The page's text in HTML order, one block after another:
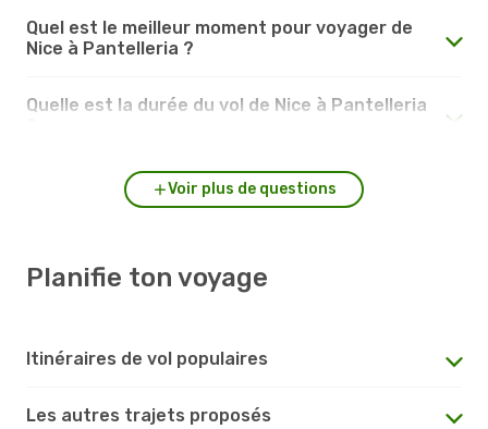
Quel est le meilleur moment pour voyager de
Nice à Pantelleria ?
Quelle est la durée du vol de Nice à Pantelleria
Voir plus de questions
Planifie ton voyage
Itinéraires de vol populaires
Les autres trajets proposés